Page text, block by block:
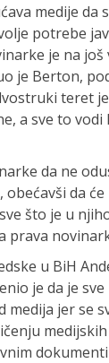
medije da
potrebe
je na još
je Berton,
teret
a sve to vodi
da ne
da će
što je u
prava
u BiH
je da je sve
medija jer se